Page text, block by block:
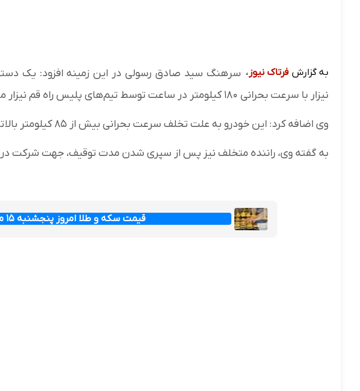
به گزارش فرتاک نیوز ، سرهنگ سید صادق رسولی در این زمینه افزود: یک
نیزار با سرعت بحرانی ۱۸۰ کیلومتر در ساعت توسط تیم‌های پلیس راه قم نیزار متوقف شد.
وی اضافه کرد: این خودرو به علت تخلف سرعت بحرانی بیش از ۸۵ کیلومتر بالاتر از حد مجاز به پارکینگ منتقل گردید.
به گفته وی، راننده متخلف نیز پس از سپری شدن مدت توقیف، جهت شرکت
قیمت سکه و طلا امروز پنجشنبه ۱۵ مرداد ۱۴۰۵